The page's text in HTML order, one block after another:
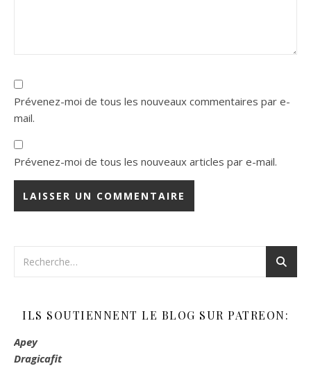
Prévenez-moi de tous les nouveaux commentaires par e-
mail.
Prévenez-moi de tous les nouveaux articles par e-mail.
ILS SOUTIENNENT LE BLOG SUR PATREON:
Apey
Dragicafit